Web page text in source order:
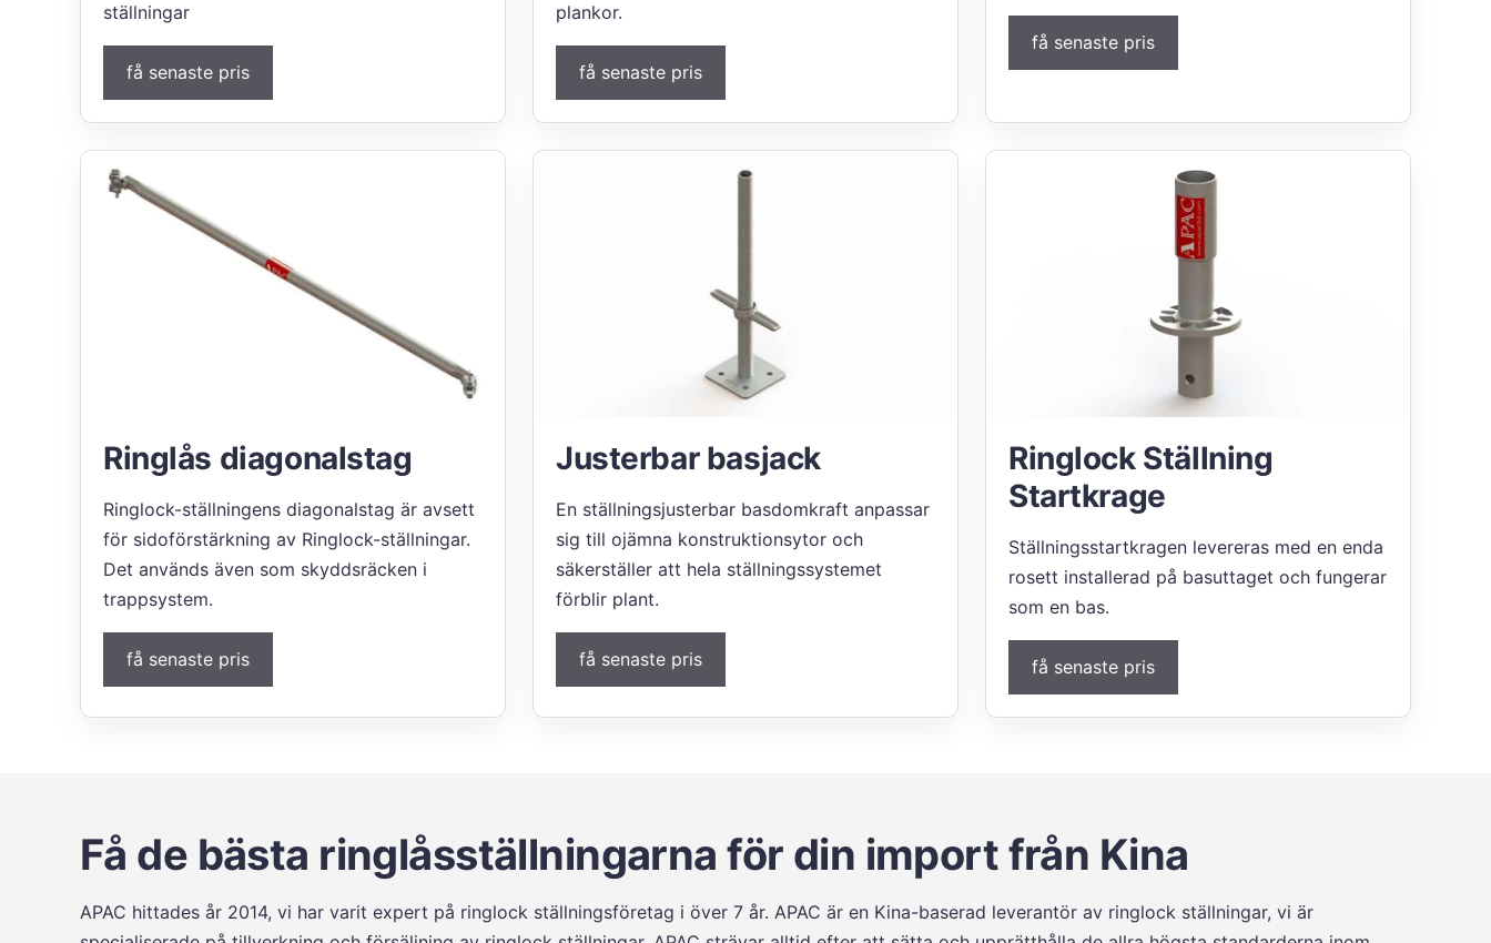
ställningar
få senaste pris
plankor.
få senaste pris
få senaste pris
Ringlås diagonalstag
Ringlock-ställningens diagonalstag är avsett
för sidoförstärkning av Ringlock-ställningar.
Det används även som skyddsräcken i
trappsystem.
få senaste pris
Justerbar basjack
En ställningsjusterbar basdomkraft anpassar
sig till ojämna konstruktionsytor och
säkerställer att hela ställningssystemet
förblir plant.
få senaste pris
Ringlock Ställning
Startkrage
Ställningsstartkragen levereras med en enda
rosett installerad på basuttaget och fungerar
som en bas.
få senaste pris
Få de bästa ringlåsställningarna för din import från Kina
APAC hittades år 2014, vi har varit expert på ringlock ställningsföretag i över 7 år. APAC är en Kina-baserad leverantör av ringlock ställningar, vi är